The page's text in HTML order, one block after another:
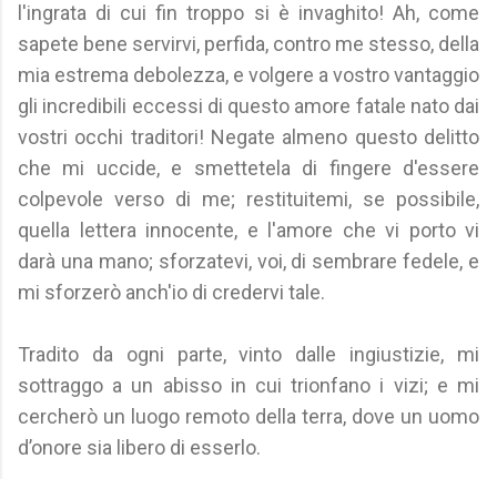
l'ingrata di cui fin troppo si è invaghito! Ah, come
sapete bene servirvi, perfida, contro me stesso, della
mia estrema debolezza, e volgere a vostro vantaggio
gli incredibili eccessi di questo amore fatale nato dai
vostri occhi traditori! Negate almeno questo delitto
che mi uccide, e smettetela di fingere d'essere
colpevole verso di me; restituitemi, se possibile,
quella lettera innocente, e l'amore che vi porto vi
darà una mano; sforzatevi, voi, di sembrare fedele, e
mi sforzerò anch'io di credervi tale.
Tradito da ogni parte, vinto dalle ingiustizie, mi
sottraggo a un abisso in cui trionfano i vizi; e mi
cercherò un luogo remoto della terra, dove un uomo
d’onore sia libero di esserlo.